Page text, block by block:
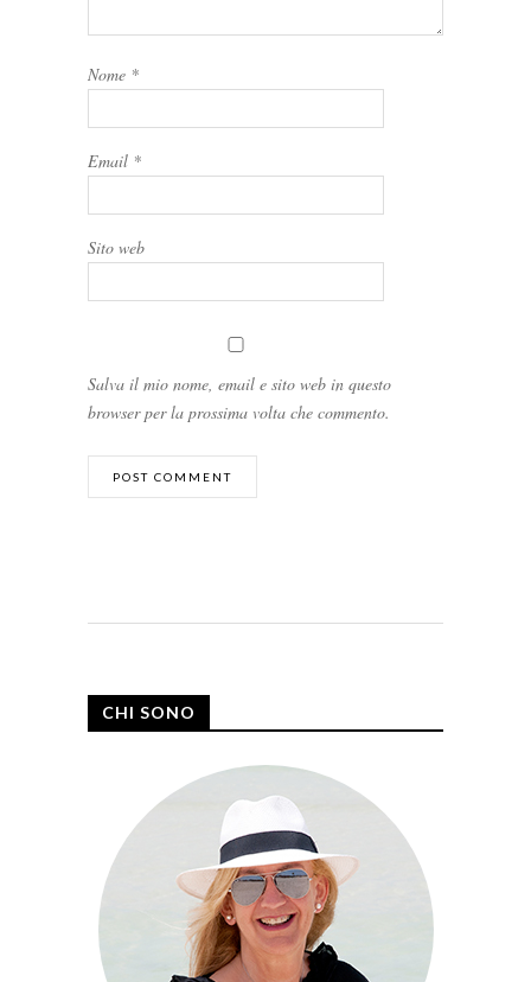
Nome *
Email *
Sito web
Salva il mio nome, email e sito web in questo
browser per la prossima volta che commento.
CHI SONO